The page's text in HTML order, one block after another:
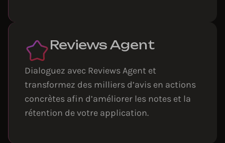
Reviews Agent
Dialoguez avec Reviews Agent et
transformez des milliers d’avis en actions
concrètes afin d’améliorer les notes et la
rétention de votre application.